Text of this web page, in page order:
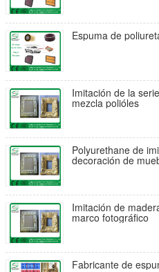
Espuma de
Imitación de la
mezcla polióles
Polyurethane de
decoración de
Imitación de
marco fotográfico
Fabricante de